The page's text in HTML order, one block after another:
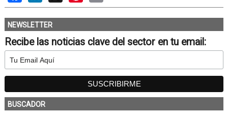
NEWSLETTER
Recibe las noticias clave del sector en tu email:
BUSCADOR